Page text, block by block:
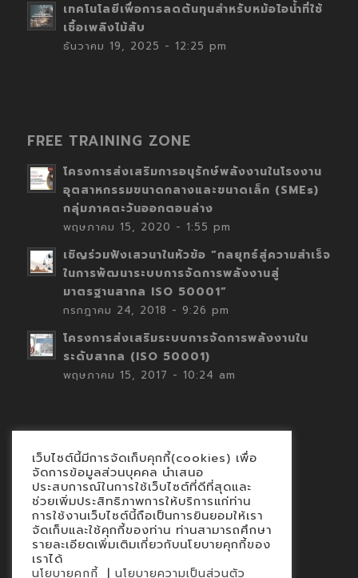
เทคโนโลยีเพื่อการลดต้นทุนสำหรับหม้อไอน้ำที่ใช้
เชื้อเพลิงไม้สับ
ธันวาคม 19, 2025 - 12:25 pm
FREE TRAINING ZONE
โครงการส่งเสริมการอนุรักษ์พลังงานในโรงงาน
อุตสาหกรรมขนาดกลางและขนาดเล็ก (SMEs)
กลุ่มภาคตะวันออกตอนล่าง
พฤษภาคม 15, 2020 - 1:55 pm
เชิญร่วมฟังเสวนาในหัวข้อ “กลยุทธ์สู่ความสำเร็จ
ในการพัฒนาระบบการจัดการพลังงานสู่
มาตรฐานสากล ISO 50001”
กรกฎาคม 24, 2018 - 9:26 pm
โครงการส่งเสริมระบบการจัดการพลังงานใน
ระดับสากล (ISO 50001)
พฤษภาคม 15, 2017 - 10:24 am
Contact
นโยบายคุกกี้
นโยบายข้อมูลส่วนบุคคล
เว็บไซต์นี้มีการจัดเก็บคุกกี้(cookies) เพื่อ
จัดการข้อมูลส่วนบุคคล นำเสนอ
ประสบการณ์ในการใช้เว็บไซต์ที่ดีที่สุดและ
ช่วยเพิ่มประสิทธิภาพการให้บริการแก่ท่าน
การใช้งานเว็บไซต์นี้ถือเป็นการยินยอมให้เรา
จัดเก็บและใช้คุกกี้ของท่าน ท่านสามารถศึกษา
รายละเอียดเพิ่มเติมเกี่ยวกับนโยบายคุกกี้ของ
เราได้
นโยบายคุกกี้ | นโยบายความเป็นส่วนตัว